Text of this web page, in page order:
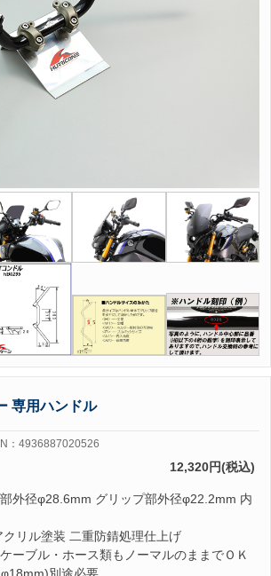
専用ハンドル
：4936887020526
12,320円(税込)
外径φ28.6mm グリップ部外径φ22.2mm 内
リル塗装 二重防錆処理仕上げ
ーブル・ホース類もノーマルのままでＯＫ